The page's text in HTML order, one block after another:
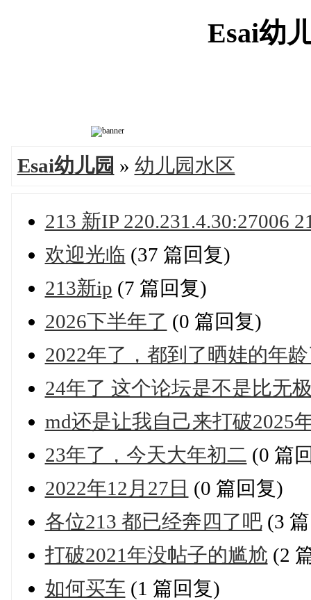
Esai幼
Esai幼儿园 » 幼儿园水区
213 新IP 220.231.4.30:27006
欢迎光临 (37 篇回复)
213新ip (7 篇回复)
2026下半年了 (0 篇回复)
2022年了，都到了晒娃的年
24年了 这个论坛是不是比无
md还是让我自己来打破2025
23年了，今天大年初二 (0 篇
2022年12月27日 (0 篇回复)
各位213 都已经奔四了吧(3
打破2021年没帖子的尴尬 (2
如何买车 (1 篇回复)